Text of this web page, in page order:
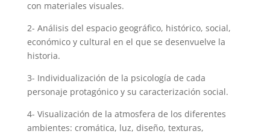
con materiales visuales.
2- Análisis del espacio geográfico, histórico, social,
económico y cultural en el que se desenvuelve la
historia.
3- Individualización de la psicología de cada
personaje protagónico y su caracterización social.
4- Visualización de la atmosfera de los diferentes
ambientes: cromática, luz, diseño, texturas,